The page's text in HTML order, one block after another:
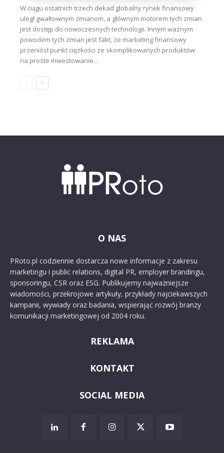
W ciągu ostatnich trzech dekad globalny rynek finansowy
uległ gwałtownym zmianom, a głównym motorem tych zmian
jest dostęp do nowoczesnych technologii. Innym ważnym
powodem tych zmian jest fakt, że marketing finansowy
przeniósł punkt ciężkości ze skomplikowanych produktów
na proste inwestowanie...
O NAS
PRoto.pl codziennie dostarcza nowe informacje z zakresu
marketingu i public relations, digital PR, employer brandingu,
sponsoringu, CSR oraz ESG. Publikujemy najważniejsze
wiadomości, przekrojowe artykuły, przykłady najciekawszych
kampanii, wywiady oraz badania, wspierając rozwój branży
komunikacji marketingowej od 2004 roku.
REKLAMA
KONTAKT
SOCIAL MEDIA